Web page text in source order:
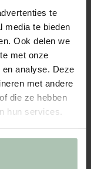
te
media te bieden
Ook delen we
met onze
analyse. Deze
met andere
die ze hebben
hun services.